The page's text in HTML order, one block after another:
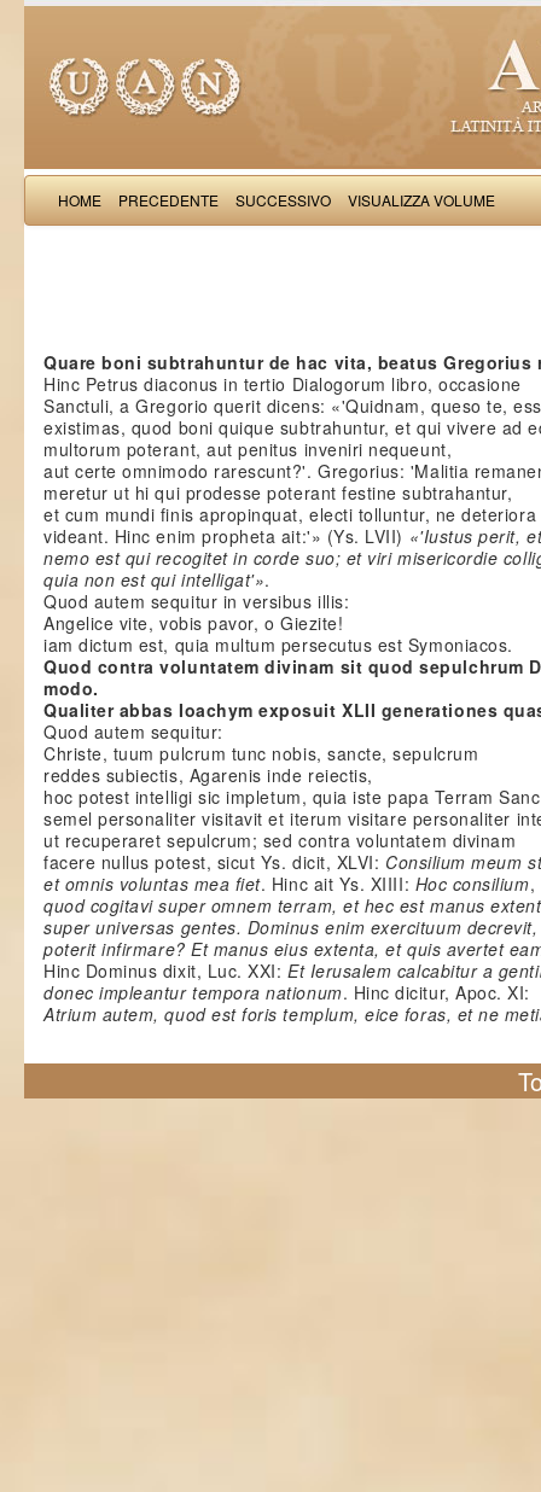
HOME PRECEDENTE SUCCESSIVO VISUALIZZA VOLUME
Quare boni subtrahuntur de hac vita, beatus Gregorius
Hinc Petrus diaconus in tertio Dialogorum libro, occasione
Sanctuli, a Gregorio querit dicens: «'Quidnam, queso te,
existimas, quod boni quique subtrahuntur, et qui vivere ad
multorum poterant, aut penitus inveniri nequeunt,
aut certe omnimodo rarescunt?'. Gregorius: 'Malitia
meretur ut hi qui prodesse poterant festine subtrahantur,
et cum mundi finis apropinquat, electi tolluntur, ne deteriora
videant. Hinc enim propheta ait:'» (Ys. LVII) «'Iustus perit,
nemo est qui recogitet in corde suo; et viri misericordie
quia non est qui intelligat'».
Quod autem sequitur in versibus illis:
Angelice vite, vobis pavor, o Giezite!
iam dictum est, quia multum persecutus est Symoniacos.
Quod contra voluntatem divinam sit quod sepulchrum
modo.
Qualiter abbas Ioachym exposuit XLII generationes
Quod autem sequitur:
Christe, tuum pulcrum tunc nobis, sancte, sepulcrum
reddes subiectis, Agarenis inde reiectis,
hoc potest intelligi sic impletum, quia iste papa Terram
semel personaliter visitavit et iterum visitare personaliter
ut recuperaret sepulcrum; sed contra voluntatem divinam
facere nullus potest, sicut Ys. dicit, XLVI: Consilium meum
et omnis voluntas mea fiet. Hinc ait Ys. XIIII: Hoc consilium,
quod cogitavi super omnem terram, et hec est manus
super universas gentes. Dominus enim exercituum
poterit infirmare? Et manus eius extenta, et quis avertet
Hinc Dominus dixit, Luc. XXI: Et Ierusalem calcabitur a
donec impleantur tempora nationum. Hinc dicitur, Apoc. XI:
Atrium autem, quod est foris templum, eice foras, et ne